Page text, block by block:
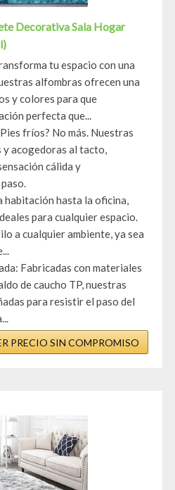
Decorativa Sala Hogar
tu espacio con una
alfombras ofrecen una
y colores para que
perfecta que...
fríos? No más. Nuestras
y acogedoras al tacto,
cálida y
habitación hasta la oficina,
para cualquier espacio.
a cualquier ambiente, ya sea
Fabricadas con materiales
de caucho TP, nuestras
para resistir el paso del
PRECIO SIN COMPROMISO